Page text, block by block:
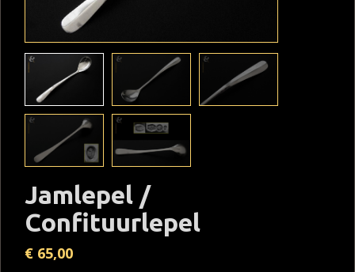
Jamlepel /
Confituurlepel
€ 65,00